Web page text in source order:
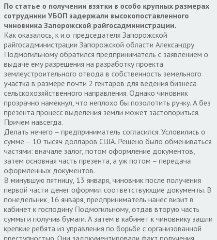
По статье о получении взятки в особо крупных размерах
сотрудники УБОП задержали высокопоставленного
чиновника Запорожской райгосадминистрации.
Как оказалось, к и.о. председателя Запорожской
райгосадминистрации Запорожской области Александру
Подмогильному обратился предприниматель с заявлением о
выдаче ему разрешения на разработку проекта
землеустроительного отвода в собственность земельного
участка в размере почти 2 гектаров для ведения бизнеса
сельскохозяйственного направления. Однако чиновник
прозрачно намекнул, что неплохо бы позолотить ручку. А без
презента процесс выделения земли может застопориться.
Причем навсегда.
Делать нечего – предприниматель согласился. Условились о
сумме – 10 тысяч долларов США. Решено было обмениваться
частями: вначале залог, потом оформление документов,
затем основная часть презента, а уж потом – передача
оформленных документов.
В минувшую пятницу, 13 января, чиновник после получения
первой части денег оформил соответствующие документы. В
понедельник, 16 января, предприниматель нанес визит в
кабинет к господину Подмогильному, отдав вторую часть
суммы и получив бумаги. А затем в кабинет к чиновнику зашли
крепкие ребята из управления по борьбе с организованной
преступностью. Они задокументировали факт получения